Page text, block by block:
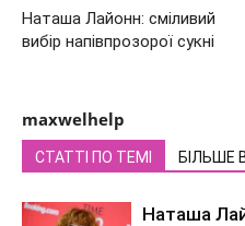
Наташа Лайонн: сміливий
вибір напівпрозорої сукні
maxwelhelp
СТАТТІ ПО ТЕМІ БІЛЬШЕ
Наташа